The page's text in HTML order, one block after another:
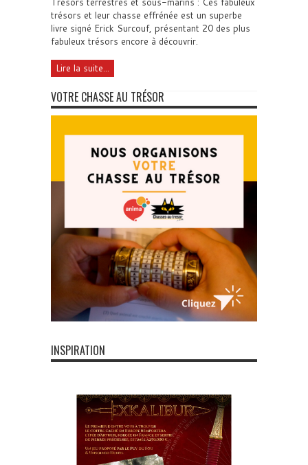
trésors et leur chasse effrénée est un superbe
livre signé Erick Surcouf, présentant 20 des plus
fabuleux trésors encore à découvrir.
Lire la suite...
VOTRE CHASSE AU TRÉSOR
INSPIRATION